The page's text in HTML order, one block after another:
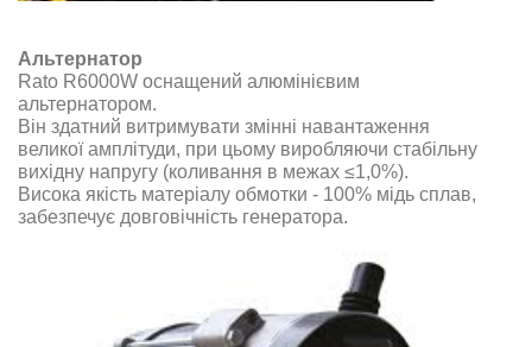
Альтернатор
Rato R6000W оснащений алюмінієвим
альтернатором.
Він здатний витримувати змінні навантаження
великої амплітуди, при цьому виробляючи стабільну
вихідну напругу (коливання в межах ≤1,0%).
Висока якість матеріалу обмотки - 100% мідь сплав,
забезпечує довговічність генератора.